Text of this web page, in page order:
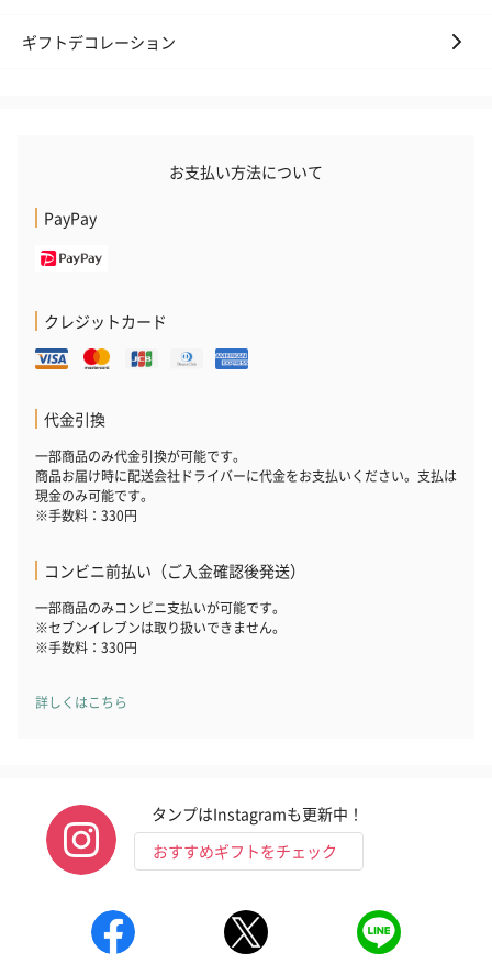
ギフトデコレーション
お支払い方法について
PayPay
クレジットカード
代金引換
一部商品のみ代金引換が可能です。
商品お届け時に配送会社ドライバーに代金をお支払いください。支払は
現金のみ可能です。
※手数料：330円
コンビニ前払い（ご入金確認後発送）
一部商品のみコンビニ支払いが可能です。
※セブンイレブンは取り扱いできません。
※手数料：330円
詳しくはこちら
タンプはInstagramも更新中！
おすすめギフトをチェック